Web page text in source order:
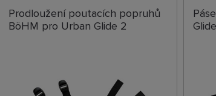
Prodloužení poutacích popruhů
BöHM pro Urban Glide 2